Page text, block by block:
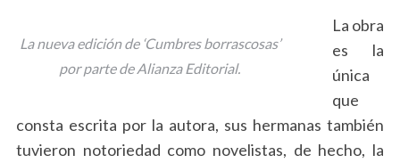
La nueva edición de ‘Cumbres borrascosas’
por parte de Alianza Editorial.
La obra
es la
única
que
consta escrita por la autora, sus hermanas también
tuvieron notoriedad como novelistas, de hecho, la